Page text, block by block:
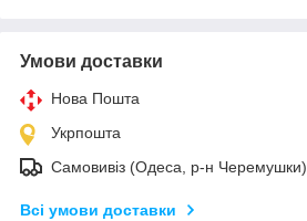
Умови доставки
Нова Пошта
Укрпошта
Самовивіз (Одеса, р-н Черемушки)
Всі умови доставки